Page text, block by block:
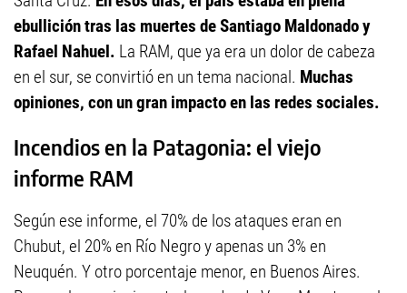
ebullición tras las muertes de Santiago Maldonado y
Rafael Nahuel. La RAM, que ya era un dolor de cabeza
en el sur, se convirtió en un tema nacional. Muchas
opiniones, con un gran impacto en las redes sociales.
Incendios en la Patagonia: el viejo
informe RAM
Según ese informe, el 70% de los ataques eran en
Chubut, el 20% en Río Negro y apenas un 3% en
Neuquén. Y otro porcentaje menor, en Buenos Aires.